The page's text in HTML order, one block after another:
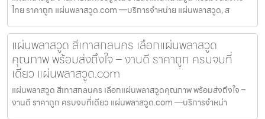
ไทย ราคาถูก แผ่นพลาสวูด.com —บริการจำหน่าย แผ่นพลาสวูด, ส
แผ่นพลาสวูด สีเทาสกลนคร เลือกแผ่นพลาสวูด
คุณภาพ พร้อมส่งถึงใจ – งานดี ราคาถูก ครบจบที่
เดียว แผ่นพลาสวูด.com
แผ่นพลาสวูด สีเทาสกลนคร เลือกแผ่นพลาสวูดคุณภาพ พร้อมส่งถึงใจ –
งานดี ราคาถูก ครบจบที่เดียว แผ่นพลาสวูด.com —บริการจำหน่า